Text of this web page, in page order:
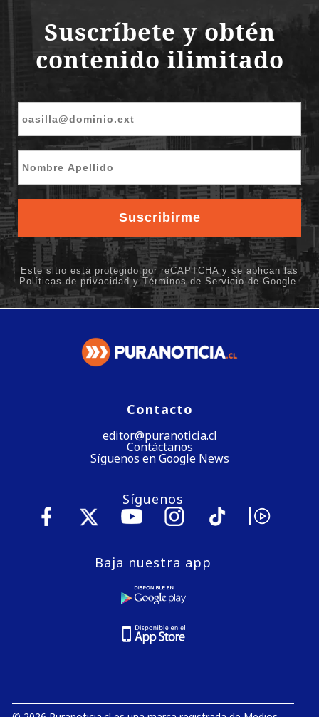
Contacto
editor@puranoticia.cl
Contáctanos
Síguenos en Google News
Síguenos
Baja nuestra app